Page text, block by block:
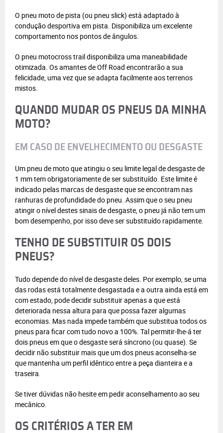
O pneu moto de pista (ou pneu slick) está adaptado à
condução desportiva em pista. Disponibiliza um excelente
comportamento nos pontos de ângulos.
O pneu motocross trail disponibiliza uma maneabilidade
otimizada. Os amantes de Off Road encontrarão a sua
felicidade, uma vez que se adapta facilmente aos terrenos
mistos.
QUANDO MUDAR OS PNEUS DA MINHA
MOTO?
EM CASO DE ENVELHECIMENTO OU DESGASTE
Um pneu de moto que atingiu o seu limite legal de desgaste de
1 mm tem obrigatoriamente de ser substituído. Este limite é
indicado pelas marcas de desgaste que se encontram nas
ranhuras de profundidade do pneu. Assim que o seu pneu
atingir o nível destes sinais de desgaste, o pneu já não tem um
bom desempenho, por isso deve ser substituído rapidamente.
TENHO DE SUBSTITUIR OS DOIS
PNEUS?
Tudo depende do nível de desgaste deles. Por exemplo, se uma
das rodas está totalmente desgastada e a outra ainda está em
com estado, pode decidir substituir apenas a que está
deteriorada nessa altura para que possa fazer algumas
economias. Mas nada impede também que substitua todos os
pneus para ficar com tudo novo a 100%. Tal permitir-lhe-á ter
dois pneus em que o desgaste será síncrono (ou quase). Se
decidir não substituir mais que um dos pneus aconselha-se
que mantenha um perfil idêntico entre a peça dianteira e a
traseira.
Se tiver dúvidas não hesite em pedir aconselhamento ao seu
mecânico.
OS CRITÉRIOS A TER EM